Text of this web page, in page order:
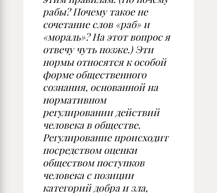
рабы? Почему такое не
сочетание слов «раб» и
«мораль»? На этот вопрос я
отвечу чуть позже.) Эти
нормы относятся к особой
форме общественного
сознания, основанной на
нормативном
регулировании действий
человека в обществе.
Регулирование происходит
посредством оценки
обществом поступков
человека с позиции
категорий добра и зла,